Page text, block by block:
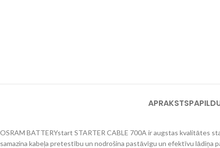
APRAKSTS
OSRAM BATTERYstart STARTER CABLE 700A ir augstas kvalitātes
samazina kabeļa pretestību un nodrošina pastāvīgu un efektīvu lādiņa